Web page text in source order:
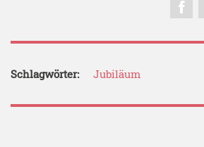
Schlagwörter: Jubiläum